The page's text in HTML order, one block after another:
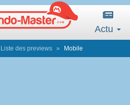
Actu
Liste des previews Mobile